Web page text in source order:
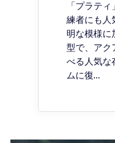
「プラテ
練者にも人
明な模様に
型で、アク
べる人気な
ムに復…